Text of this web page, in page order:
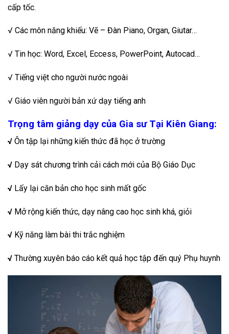
cấp tốc.
√ Các môn năng khiếu: Vẽ – Đàn Piano, Organ, Giutar…
√ Tin học: Word, Excel, Eccess, PowerPoint, Autocad…
√ Tiếng việt cho người nước ngoài
√ Giáo viên người bản xứ dạy tiếng anh
Trọng tâm giảng dạy của Gia sư Tại Kiên Giang:
√ Ôn tập lại những kiến thức đã học ở trường
√ Dạy sát chương trình cải cách mới của Bộ Giáo Dục
√ Lấy lại căn bản cho học sinh mất gốc
√ Mở rộng kiến thức, dạy nâng cao học sinh khá, giỏi
√ Kỹ năng làm bài thi trắc nghiệm
√ Thường xuyên báo cáo kết quả học tập đến quý Phụ huynh